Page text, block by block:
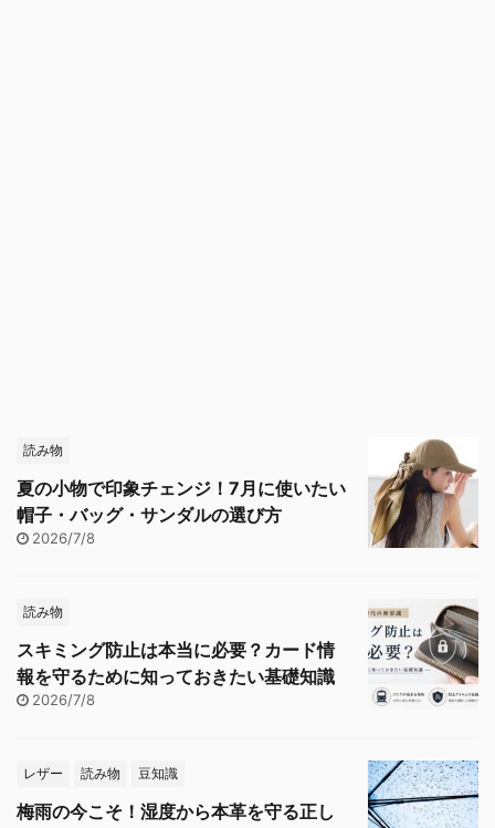
読み物
夏の小物で印象チェンジ！7月に使いたい
帽子・バッグ・サンダルの選び方
2026/7/8
読み物
スキミング防止は本当に必要？カード情
報を守るために知っておきたい基礎知識
2026/7/8
レザー 読み物 豆知識
梅雨の今こそ！湿度から本革を守る正し